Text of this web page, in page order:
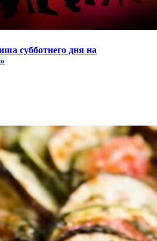
субботнего дня на